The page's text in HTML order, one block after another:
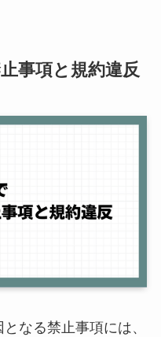
事項と規約違反
なる禁止事項には、